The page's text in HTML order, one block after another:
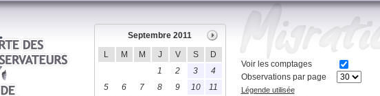
Septembre 2011
L
M M J V S
D
1
2 3
4
5
6 7 8 9 10
11
Voir les comptages
Observations par page
Légende utilisée